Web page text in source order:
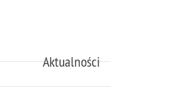
Aktualności